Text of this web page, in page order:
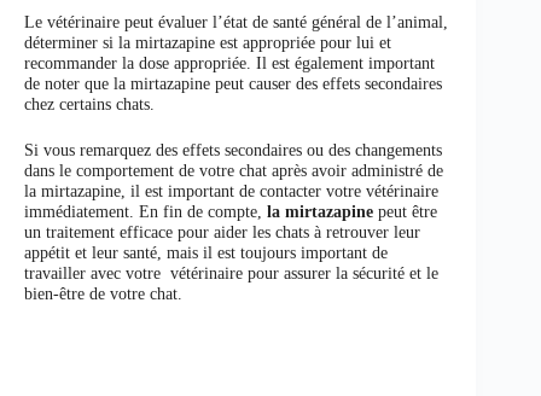
Le vétérinaire peut évaluer l’état de santé général de l’animal,
déterminer si la mirtazapine est appropriée pour lui et
recommander la dose appropriée. Il est également important
de noter que la mirtazapine peut causer des effets secondaires
chez certains chats.
Si vous remarquez des effets secondaires ou des changements
dans le comportement de votre chat après avoir administré de
la mirtazapine, il est important de contacter votre vétérinaire
immédiatement. En fin de compte, la mirtazapine peut être
un traitement efficace pour aider les chats à retrouver leur
appétit et leur santé, mais il est toujours important de
travailler avec votre vétérinaire pour assurer la sécurité et le
bien-être de votre chat.